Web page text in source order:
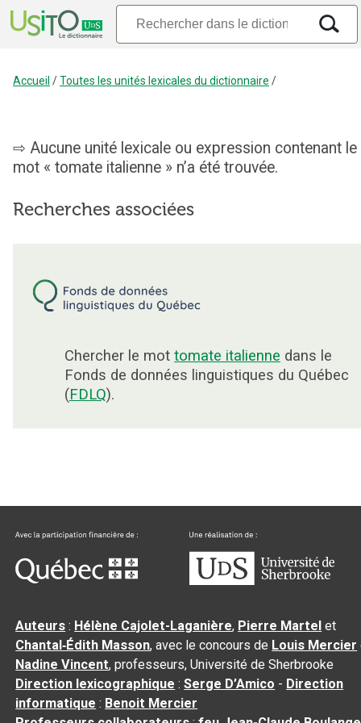
Accueil /Toutes les unités lexicales du dictionnaire /
Aucune unité lexicale ou expression contenant le
mot « tomate italienne » n’a été trouvée.
Recherches associées
Chercher le mot tomate italienne dans le
Fonds de données linguistiques du Québec
(FDLQ).
Auteurs : Hélène Cajolet-Laganière, Pierre Martel et
Chantal‑Édith Masson, avec le concours de Louis Mercier
Nadine Vincent, professeurs, Université de Sherbrooke
Direction lexicographique :Serge D’Amico - Direction
informatique : Benoit Mercier